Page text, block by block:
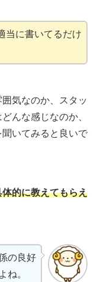
当に書いてるだけ
気なのか、スタッ
んな感じなのか、
いてみると良いで
的に教えてもらえ
の良好
ね。